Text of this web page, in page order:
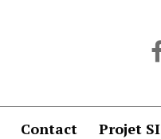
Contact Projet SI